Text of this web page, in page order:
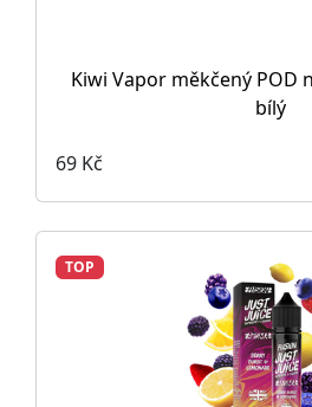
Kiwi Vapor měkčený POD
bílý
69 Kč
TOP